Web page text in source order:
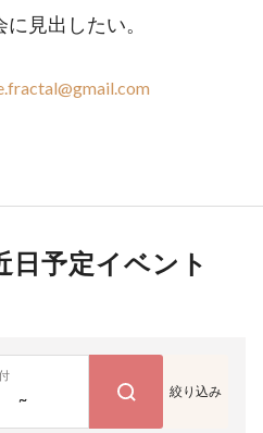
見出したい。
日予定イベント
~ 絞り込み